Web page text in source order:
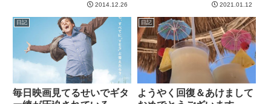
ににいじくって調整したので今の
状態に自信がないですwあと髪も
切りにいかなきゃだなあ。
2014.12.26
と、例えば、時代劇とかほぼ見た
ことがないわけです。まあせいぜ
い大河ドラマくらいでしか日本の
サムライ時代の物語に触れる機会
が...
2021.01.12
日記
毎日映画見てるせいでギタ
日記
ようやく回復＆あけまして